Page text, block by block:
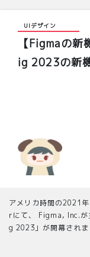
UIデザイン
【Figmaの
ig 2023の新
アメリカ時間の2021
rにて、 Figma, Inc.が
g 2023」が開幕され